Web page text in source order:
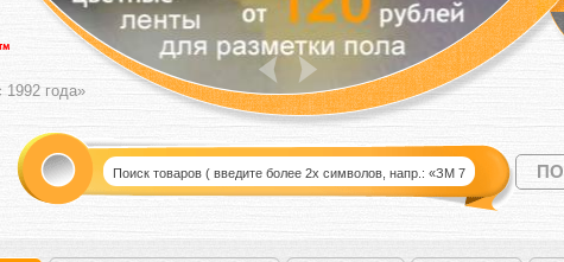
1992 года»